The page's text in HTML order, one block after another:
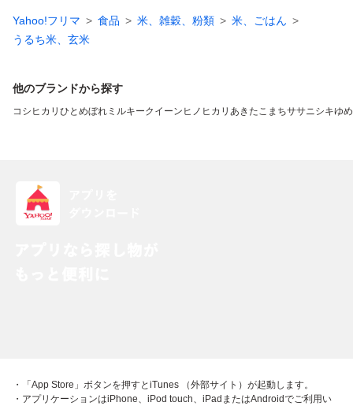
Yahoo!フリマ 食品 米、雑穀、粉類
米、ごはん
うるち米、玄米
他のブランドから探す
コシヒカリ ひとめぼれ ミルキークイーン ヒノヒカリ あきたこまちササニシキゆ
・「App Store」ボタンを押すとiTunes （外部サイト）が起動します。
・アプリケーションはiPhone、iPod touch、iPadまたはAndroidでご利用い